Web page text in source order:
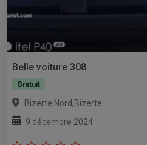
Belle voiture 308
Gratuit
Bizerte Nord,Bizerte
9 décembre 2024